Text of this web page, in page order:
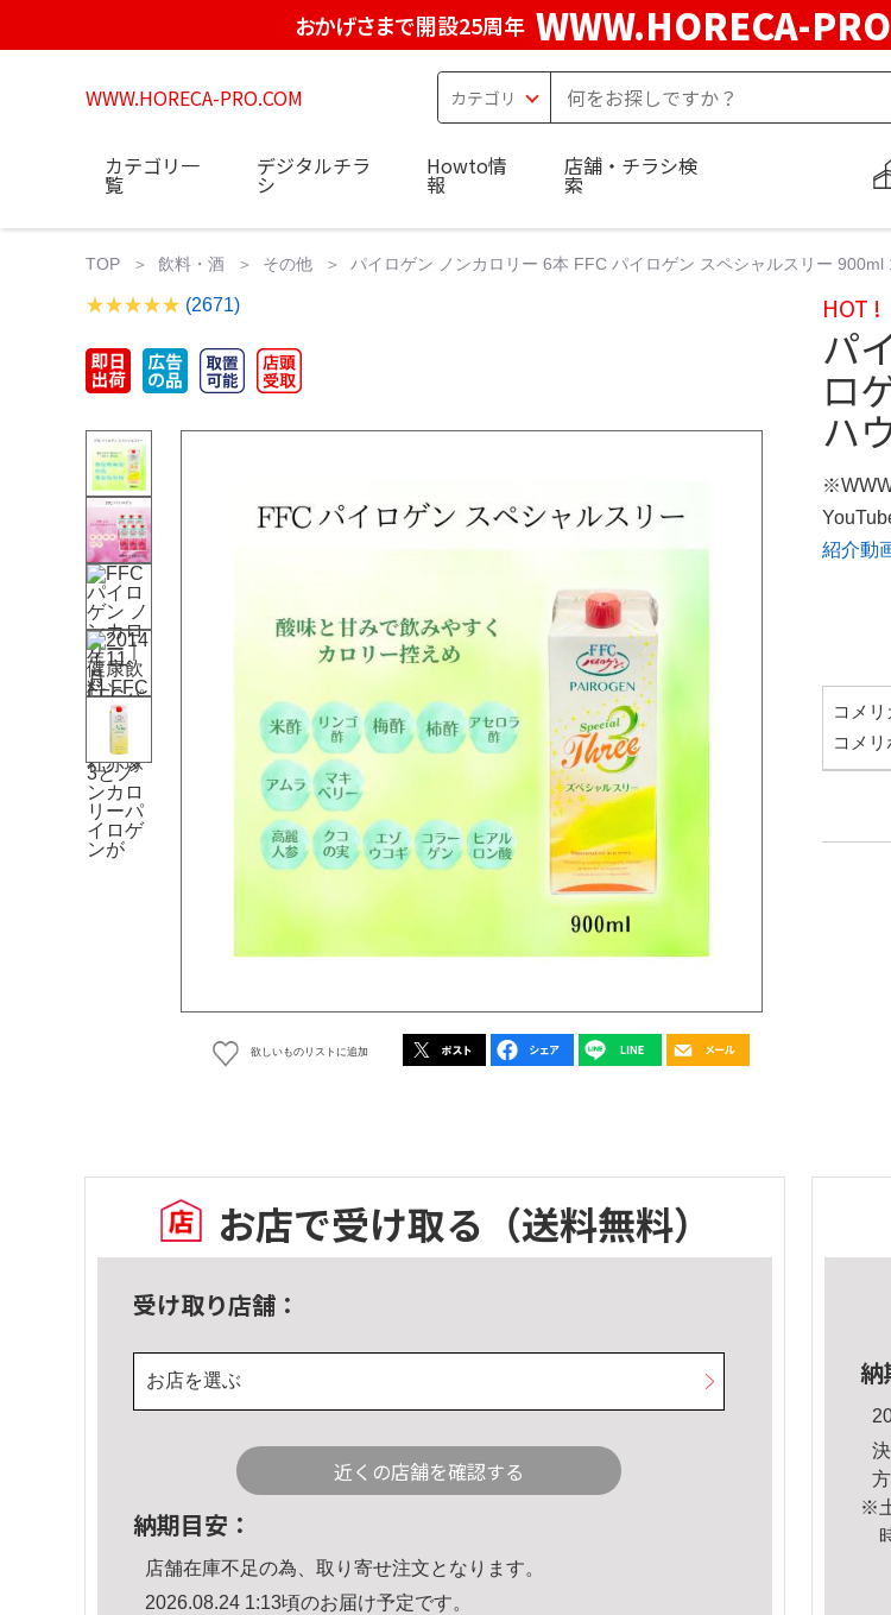
おかげさまで開設25周年 WWW.HORECA-
WWW.HORECA-PRO.COM
カテゴリ一
覧
デジタルチラ
シ
Howto情
報
店舗・チラシ検
索
TOP 飲料・酒 その他 パイロゲン ノンカロリー 6本 FFC パイロゲン スペシャルスリー 900ml
(2671)
欲しいものリストに追加
HOT !
パ
ロ
ハ
紹介動
コメ
コメリ
お店で受け取る （送料無料）
受け取り店舗：
お店を選ぶ
近くの店舗を確認する
納期目安：
店舗在庫不足の為、取り寄せ注文となります。
2026.08.24 1:13頃のお届け予定です。
納
※